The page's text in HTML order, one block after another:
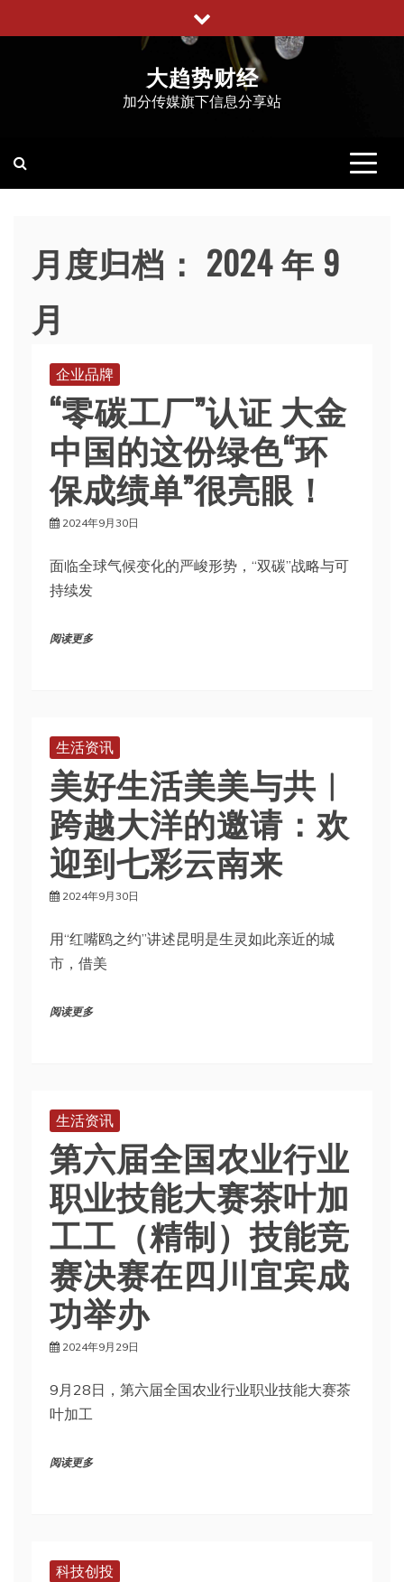
至
大趋势财经
加分传媒旗下信息分享站
月度归档： 2024 年 9
月
企业品牌
“零碳工厂”认证 大金
中国的这份绿色“环
保成绩单”很亮眼！
2024年9月30日
面临全球气候变化的严峻形势，“双碳”战略与可
持续发
阅读更多
生活资讯
美好生活美美与共︱
跨越大洋的邀请：欢
迎到七彩云南来
2024年9月30日
用“红嘴鸥之约”讲述昆明是生灵如此亲近的城
市，借美
阅读更多
生活资讯
第六届全国农业行业
职业技能大赛茶叶加
工工（精制）技能竞
赛决赛在四川宜宾成
功举办
2024年9月29日
9月28日，第六届全国农业行业职业技能大赛茶
叶加工
阅读更多
科技创投